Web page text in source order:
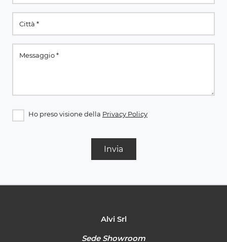
Ho preso visione della Privacy Policy
Invia
Alvi Srl
Sede Showroom